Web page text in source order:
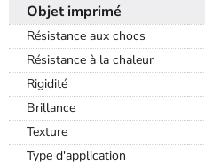
Objet imprimé
Résistance aux chocs
Résistance à la chaleur
Rigidité
Brillance
Texture
Type d'application